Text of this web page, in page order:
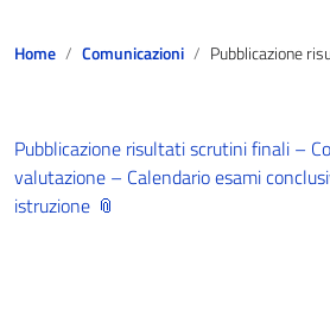
Home Comunicazioni Pubblicazione risultati scrutini finali – Consegna schede di valutazione –
Pubblicazione risultati scrutini finali –
valutazione – Calendario esami
istruzione